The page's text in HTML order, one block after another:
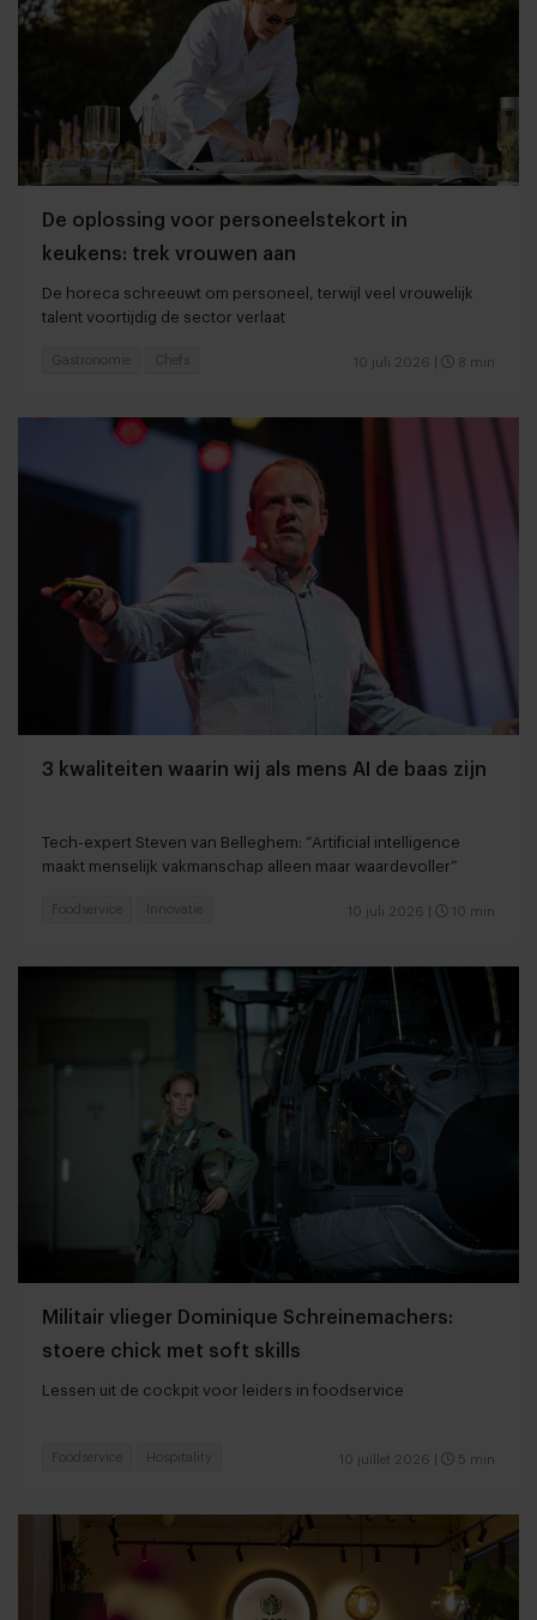
De oplossing voor personeelstekort in
keukens: trek vrouwen aan
De horeca schreeuwt om personeel, terwijl veel vrouwelijk
talent voortijdig de sector verlaat
10 juli 2026 8 min
Gastronomie Chefs
3 kwaliteiten waarin wij als mens AI de baas zijn
Tech-expert Steven van Belleghem: “Artificial intelligence
maakt menselijk vakmanschap alleen maar waardevoller”
10 juli 2026 10 min
Foodservice Innovatie
Militair vlieger Dominique Schreinemachers:
stoere chick met soft skills
Lessen uit de cockpit voor leiders in foodservice
10 juillet 2026 5 min
Foodservice Hospitality